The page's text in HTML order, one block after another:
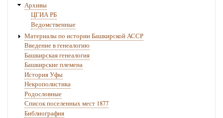
Архивы
ЦГИА РБ
Ведомственные
Материалы по истории Башкирской АССР
Введение в генеалогию
Башкирская генеалогия
Башкирские племена
История Уфы
Некрополистика
Родословные
Список поселенных мест 1877
Библиография